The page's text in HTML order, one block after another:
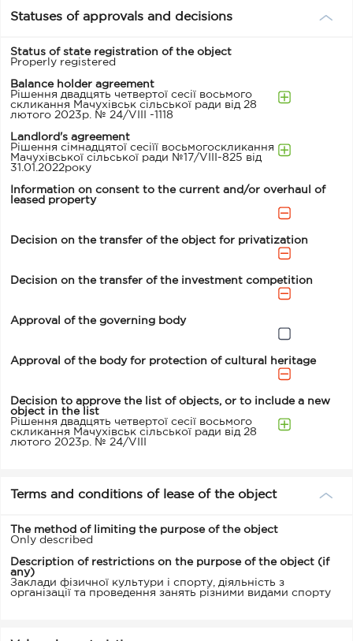
Statuses of approvals and decisions
Status of state registration of the object
Properly registered
Balance holder agreement
Рішення двадцять четвертої сесії восьмого
скликання Мачухівськ сільської ради від 28
лютого 2023р. № 24/VIII -1118
Landlord's agreement
Рішення сімнадцятої сесіїї восьмогоскликання
Мачухівської сільської ради №17/VIII-825 від
31.01.2022року
Information on consent to the current and/or overhaul of
leased property
Decision on the transfer of the object for privatization
Decision on the transfer of the investment competition
Approval of the governing body
Approval of the body for protection of cultural heritage
Decision to approve the list of objects, or to include a new
object in the list
Рішення двадцять четвертої сесії восьмого
скликання Мачухівськ сільської ради від 28
лютого 2023р. № 24/VIII
Terms and conditions of lease of the object
The method of limiting the purpose of the object
Only described
Description of restrictions on the purpose of the object (if
any)
Заклади фізичної культури і спорту, діяльність з
організації та проведення занять різними видами спорту